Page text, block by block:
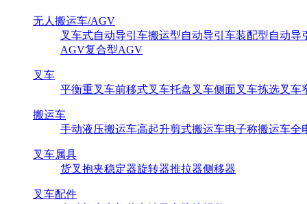
无人搬运车/AGV
叉车式自动导引车搬运型自动导引车装配型自动导
AGV复合型AGV
叉车
平衡重叉车前移式叉车托盘叉车侧面叉车拣选叉车
搬运车
手动液压搬运车高起升剪式搬运车电子称搬运车全
叉车属具
货叉 抱夹稳定器旋转器推拉器侧移器
叉车配件